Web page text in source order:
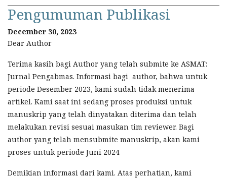
Pengumuman Publikasi
December 30, 2023
Dear Author
Terima kasih bagi Author yang telah submite ke ASMAT:
Jurnal Pengabmas. Informasi bagi author, bahwa untuk
periode Desember 2023, kami sudah tidak menerima
artikel. Kami saat ini sedang proses produksi untuk
manuskrip yang telah dinyatakan diterima dan telah
melakukan revisi sesuai masukan tim reviewer. Bagi
author yang telah mensubmite manuskrip, akan kami
proses untuk periode Juni 2024
Demikian informasi dari kami. Atas perhatian, kami